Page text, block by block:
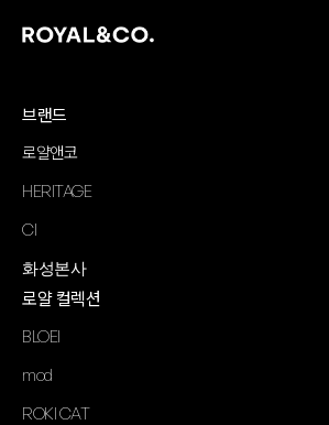
브랜드
로얄앤코
HERITAGE
CI
화성본사
로얄 컬렉션
BLOEI
mod
ROKI CAT